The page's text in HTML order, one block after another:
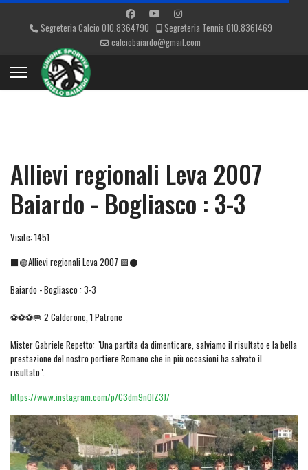
Segreteria Calcio 010.8364790
Segreteria Tennis 010.8361469
calciobaiardo@gmail.com
Allievi regionali Leva 2007
Baiardo - Bogliasco : 3-3
Visite: 1451
⬛🟢Allievi regionali Leva 2007 🟩⚫
Baiardo - Bogliasco : 3-3
⚽⚽⚽🥅 2 Calderone, 1 Patrone
Mister Gabriele Repetto: "Una partita da dimenticare, salviamo il risultato e la bella
prestazione del nostro portiere Romano che in più occasioni ha salvato il
risultato".
https://www.instagram.com/p/C3dm9nOIZ3J/